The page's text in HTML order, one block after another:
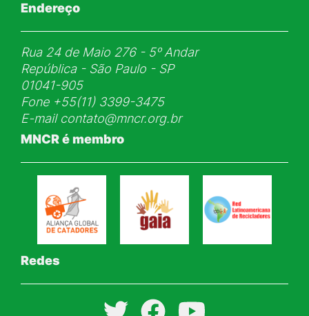
Endereço
Rua 24 de Maio 276 - 5ᵒ Andar
República - São Paulo - SP
01041-905
Fone+55(11) 3399-3475
E-mail contato@mncr.org.br
MNCR é membro
Redes